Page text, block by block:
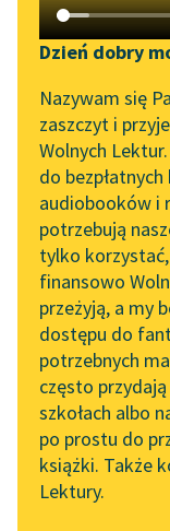
Katalog DAISY
Podkasty o
Aktualności
„Prokurator Alicja
do słuchania
Byliśmy częścią AI
Lab
Zapraszamy na
online z
literatury
Spotkanie z
Tunkiel w Oslo
102. lata temu
Joseph Conrad
Dzień dobry
Nazywam się
zaszczyt i
Wolnych
do
audiobooków i
potrzebują
tylko
finansowo
przeżyją, a my
dostępu do
potrzebnych
często
szkołach albo
po prostu do
książki. Także
Lektury.
Motyw: